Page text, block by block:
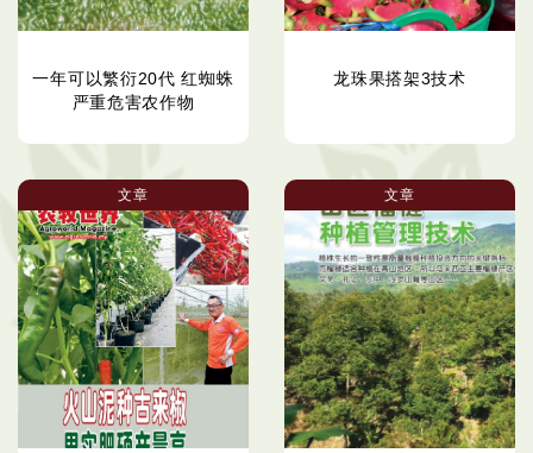
一年可以繁衍20代 红蜘蛛
严重危害农作物
龙珠果搭架3技术
文章 文章